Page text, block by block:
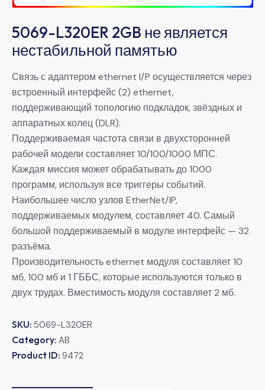
5069-L320ER 2GB не является
нестабильной памятью
Связь с адаптером ethernet I/P осуществляется через
встроенный интерфейс (2) ethernet,
поддерживающий топологию подкладок, звёздных и
аппаратных колец (DLR).
Поддерживаемая частота связи в двухсторонней
рабочей модели составляет 10/100/1000 МПС.
Каждая миссия может обрабатывать до 1000
программ, используя все триггеры событий.
Наибольшее число узлов EtherNet/IP,
поддерживаемых модулем, составляет 40. Самый
большой поддерживаемый в модуле интерфейс — 32
разъёма.
Производительность ethernet модуля составляет 10
мб, 100 мб и 1 ГББС, которые используются только в
двух трудах. Вместимость модуля составляет 2 мб.
SKU: 5069-L320ER
Category: AB
Product ID: 9472